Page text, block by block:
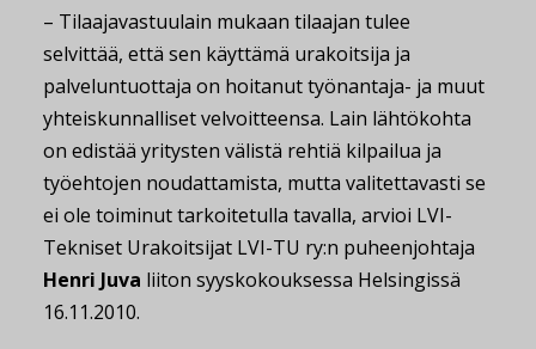
– Tilaajavastuulain mukaan tilaajan tulee
selvittää, että sen käyttämä urakoitsija ja
palveluntuottaja on hoitanut työnantaja- ja muut
yhteiskunnalliset velvoitteensa. Lain lähtökohta
on edistää yritysten välistä rehtiä kilpailua ja
työehtojen noudattamista, mutta valitettavasti se
ei ole toiminut tarkoitetulla tavalla, arvioi LVI-
Tekniset Urakoitsijat LVI-TU ry:n puheenjohtaja
Henri Juva liiton syyskokouksessa Helsingissä
16.11.2010.